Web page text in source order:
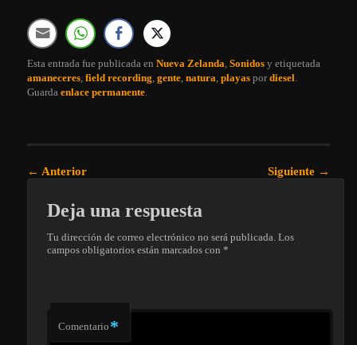
Esta entrada fue publicada enNueva Zelanda,Sonidos y etiquetada
amaneceres,field recording,gente,natura,playas pordiesel.
Guardaenlace permanente.
Navegación de entradas
← Anterior Siguiente →
Deja una respuesta
Tu dirección de correo electrónico no será publicada. Los
campos obligatorios están marcados con*
Comentario *